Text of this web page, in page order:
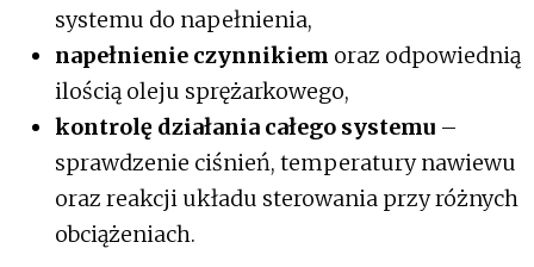
systemu do napełnienia,
napełnienie czynnikiem oraz odpowiednią
ilością oleju sprężarkowego,
kontrolę działania całego systemu –
sprawdzenie ciśnień, temperatury nawiewu
oraz reakcji układu sterowania przy różnych
obciążeniach.